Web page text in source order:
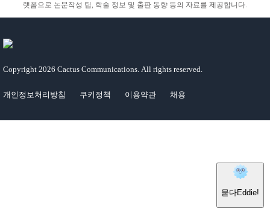
랫폼으로 논문작성 팁, 학술 정보 및 출판 동향 등의 자료를 제공합니다.
Copyright 2026 Cactus Communications. All rights reserved.
개인정보처리방침 쿠키정책 이용약관 채용